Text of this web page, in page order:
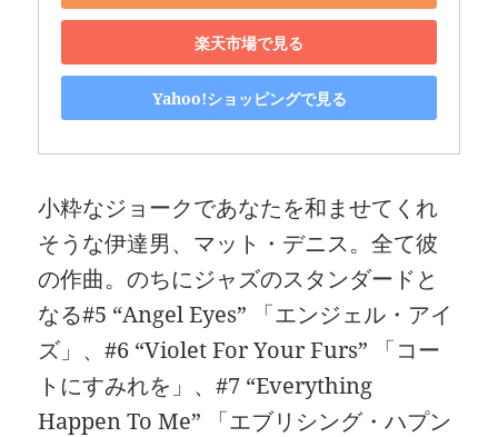
楽天市場で見る
Yahoo!ショッピングで見る
小粋なジョークであなたを和ませてくれ
そうな伊達男、マット・デニス。全て彼
の作曲。のちにジャズのスタンダードと
なる#5 “Angel Eyes” 「エンジェル・アイ
ズ」、#6 “Violet For Your Furs” 「コー
トにすみれを」、#7 “Everything
Happen To Me” 「エブリシング・ハプン